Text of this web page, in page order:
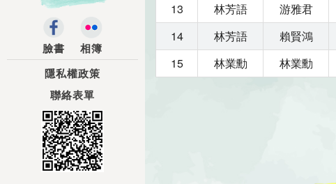
臉書 相簿
隱私權政策
聯絡表單
13
林芳語 游雅君
14
林芳語 賴賢鴻
15
林業勳 林業勳